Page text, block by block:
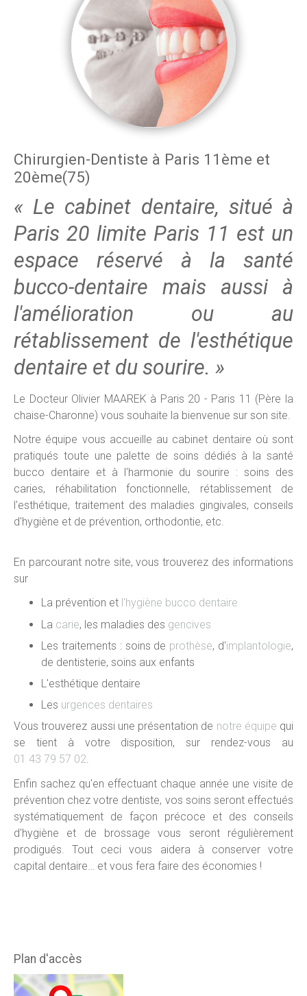
Chirurgien-Dentiste à Paris 11ème et
20ème(75)
« Le cabinet dentaire, situé à
Paris 20 limite Paris 11 est un
espace réservé à la santé
bucco-dentaire mais aussi à
l'amélioration ou au
rétablissement de l'esthétique
dentaire et du sourire. »
Le Docteur Olivier MAAREK à Paris 20 - Paris 11 (Père la
chaise-Charonne) vous souhaite la bienvenue sur son site.
Notre équipe vous accueille au cabinet dentaire où sont
pratiqués toute une palette de soins dédiés à la santé
bucco dentaire et à l'harmonie du sourire : soins des
caries, réhabilitation fonctionnelle, rétablissement de
l'esthétique, traitement des maladies gingivales, conseils
d'hygiène et de prévention, orthodontie, etc.
En parcourant notre site, vous trouverez des informations
sur
La prévention et l'hygiène bucco dentaire
La carie, les maladies des gencives
Les traitements : soins de prothèse, d'implantologie,
de dentisterie, soins aux enfants
L'esthétique dentaire
Les urgences dentaires
Vous trouverez aussi une présentation de notre équipe qui
se tient à votre disposition, sur rendez-vous au
01 43 79 57 02.
Enfin sachez qu'en effectuant chaque année une visite de
prévention chez votre dentiste, vos soins seront effectués
systématiquement de façon précoce et des conseils
d'hygiène et de brossage vous seront régulièrement
prodigués. Tout ceci vous aidera à conserver votre
capital dentaire… et vous fera faire des économies !
Plan d'accès